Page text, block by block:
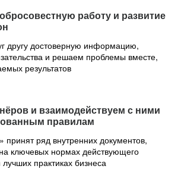
работу и развитие
другу достоверную информацию,
и решаем проблемы вместе,
результатов
и взаимодействуем с ними
правилам
ряд внутренних документов,
ключевых нормах действующего
лучших практиках бизнеса